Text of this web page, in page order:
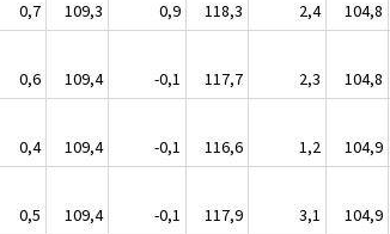
0,7 109,3 0,9 118,3 2,4 104,8
0,6 109,4 -0,1 117,7 2,3 104,8
0,4 109,4 -0,1 116,6 1,2 104,9
0,5 109,4 -0,1 117,9 3,1 104,9